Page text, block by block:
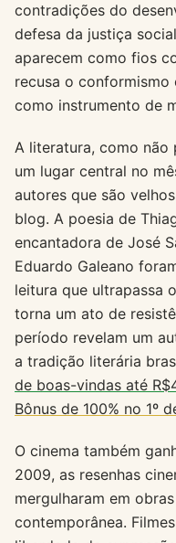
contradições do
defesa da justiça
aparecem como fios
recusa o
como instrumento de
A literatura, como não
um lugar central no
autores que são
blog. A poesia de
encantadora de José
Eduardo Galeano
leitura que ultrapassa
torna um ato de
período revelam um
a tradição literária
de boas-vindas até
Bônus de 100% no 1º
O cinema também
2009, as resenhas
mergulharam em
contemporânea.